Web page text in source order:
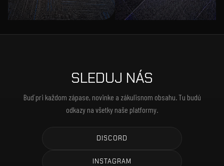
SLEDUJ NÁS
Buď pri každom zápase, novinke a zákulisnom obsahu. Tu budú
odkazy na všetky naše platformy.
DISCORD
INSTAGRAM